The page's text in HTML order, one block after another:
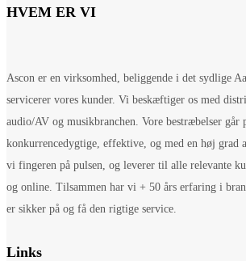
HVEM ER VI
Ascon er en virksomhed, beliggende i det sydlige
servicerer vores kunder. Vi beskæftiger os med
audio/AV og musikbranchen. Vore bestræbelser går
konkurrencedygtige, effektive, og med en høj grad
vi fingeren på pulsen, og leverer til alle relevante
og online. Tilsammen har vi + 50 års erfaring i
er sikker på og få den rigtige service.
Links